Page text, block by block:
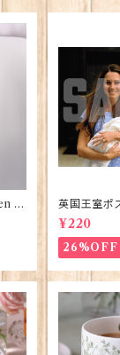
El
英国王室ポ
王子ご誕生
rd 90183-
¥220
26%OFF